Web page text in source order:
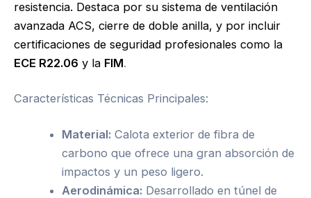
resistencia. Destaca por su sistema de ventilación
avanzada ACS, cierre de doble anilla, y por incluir
certificaciones de seguridad profesionales como la
ECE R22.06 y la FIM.
Características Técnicas Principales:
Material: Calota exterior de fibra de
carbono que ofrece una gran absorción de
impactos y un peso ligero.
Aerodinámica: Desarrollado en túnel de